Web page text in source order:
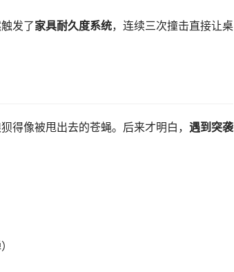
发了家具耐久度系统，连续三次撞击直接让桌
得像被甩出去的苍蝇。后来才明白， 遇到突袭